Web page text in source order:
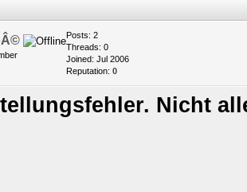
Posts: 2
Threads: 0
Joined: Jul 2006
Reputation: 0
Nicht